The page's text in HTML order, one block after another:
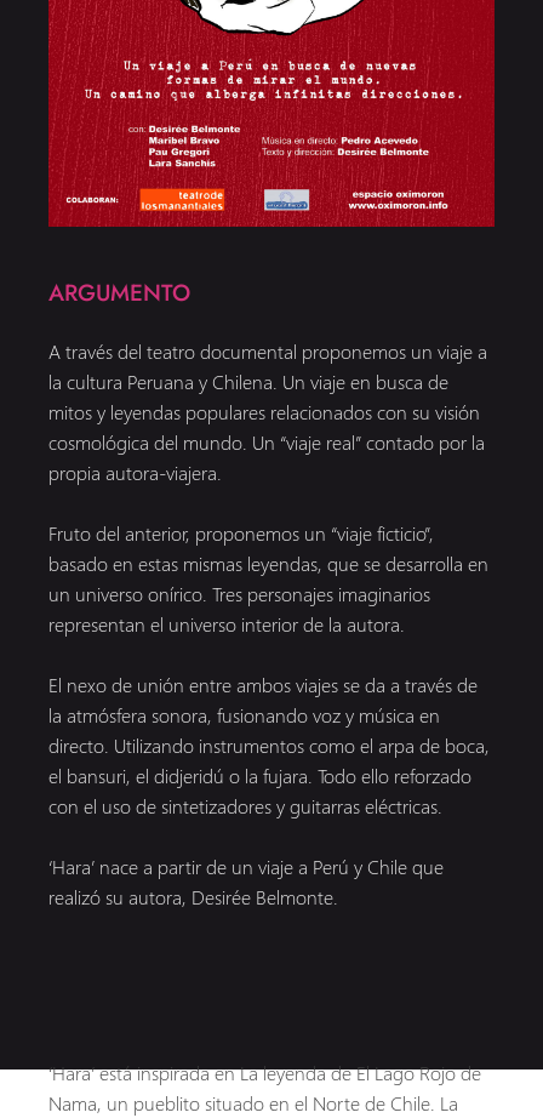
ARGUMENTO
A través del teatro documental proponemos un viaje a
la cultura Peruana y Chilena. Un viaje en busca de
mitos y leyendas populares relacionados con su visión
cosmológica del mundo. Un “viaje real” contado por la
propia autora-viajera.
Fruto del anterior, proponemos un “viaje ficticio”,
basado en estas mismas leyendas, que se desarrolla en
un universo onírico. Tres personajes imaginarios
representan el universo interior de la autora.
El nexo de unión entre ambos viajes se da a través de
la atmósfera sonora, fusionando voz y música en
directo. Utilizando instrumentos como el arpa de boca,
el bansuri, el didjeridú o la fujara. Todo ello reforzado
con el uso de sintetizadores y guitarras eléctricas.
‘Hara’ nace a partir de un viaje a Perú y Chile que
realizó su autora, Desirée Belmonte.
‘Hara’ está inspirada en La leyenda de El Lago Rojo de
Nama, un pueblito situado en el Norte de Chile. La